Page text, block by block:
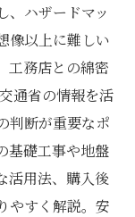
、ハザードマッ
像以上に難しい
工務店との綿密
通省の情報を活
判断が重要なポ
基礎工事や地盤
活用法、購入後
やすく解説。安